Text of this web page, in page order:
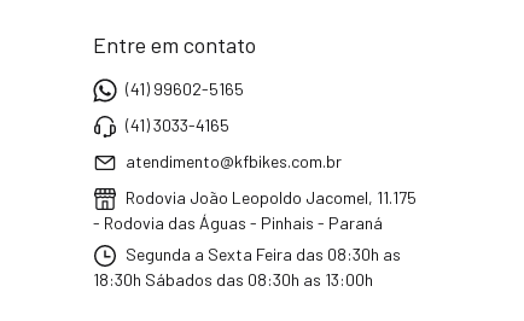
Entre em contato
(41) 99602-5165
(41) 3033-4165
atendimento@kfbikes.com.br
Rodovia João Leopoldo Jacomel, 11.175
- Rodovia das Águas - Pinhais - Paraná
Segunda a Sexta Feira das 08:30h as
18:30h Sábados das 08:30h as 13:00h